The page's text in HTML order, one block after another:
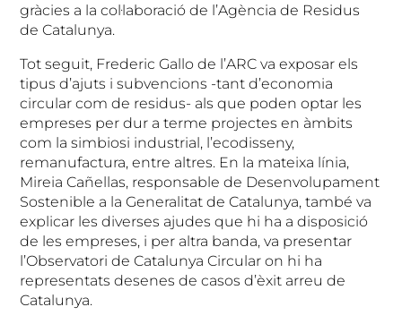
gràcies a la col·laboració de l’Agència de Residus
de Catalunya.
Tot seguit, Frederic Gallo de l’ARC va exposar els
tipus d’ajuts i subvencions -tant d’economia
circular com de residus- als que poden optar les
empreses per dur a terme projectes en àmbits
com la simbiosi industrial, l’ecodisseny,
remanufactura, entre altres. En la mateixa línia,
Mireia Cañellas, responsable de Desenvolupament
Sostenible a la Generalitat de Catalunya, també va
explicar les diverses ajudes que hi ha a disposició
de les empreses, i per altra banda, va presentar
l’Observatori de Catalunya Circular on hi ha
representats desenes de casos d’èxit arreu de
Catalunya.